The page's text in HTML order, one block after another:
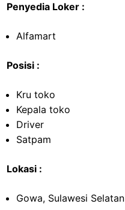
Penyedia Loker :
Alfamart
Posisi :
Kru toko
Kepala toko
Driver
Satpam
Lokasi :
Gowa, Sulawesi Selatan